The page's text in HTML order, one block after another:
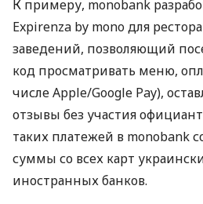
К примеру, monobank
Expirenza by mono для
заведений, позволяющий
код просматривать меню,
числе Apple/Google Pay),
отзывы без участия
таких платежей в monobank
суммы со всех карт
иностранных банков.